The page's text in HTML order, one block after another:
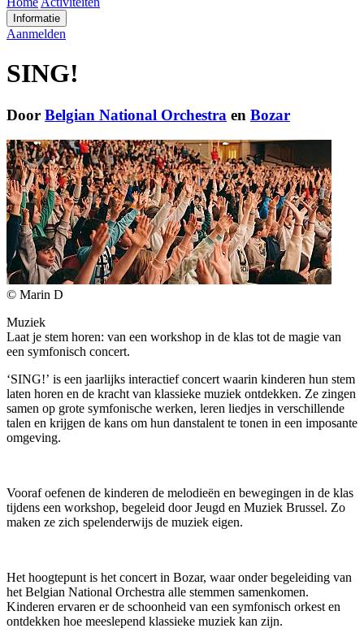
Informatie
Aanmelden
SING!
Door Belgian National Orchestra en Bozar
© Marin D
Muziek
Laat je stem horen: van een workshop in de klas tot de magie van
een symfonisch concert.
‘SING!’ is een jaarlijks interactief concert waarin kinderen hun stem
laten horen en de kracht van klassieke muziek ontdekken. Ze zingen
samen op grote symfonische werken, leren liedjes in verschillende
talen en krijgen de kans om hun danstalent te tonen in een imposante
omgeving.
Vooraf oefenen de kinderen de melodieën en bewegingen in de klas
tijdens een workshop, begeleid door Jeugd en Muziek Brussel. Zo
maken ze zich spelenderwijs de muziek eigen.
Het hoogtepunt is het concert in Bozar, waar onder begeleiding van
het Belgian National Orchestra alle stemmen samenkomen.
Kinderen ervaren er de schoonheid van een symfonisch orkest en
ontdekken hoe meeslepend klassieke muziek kan zijn.